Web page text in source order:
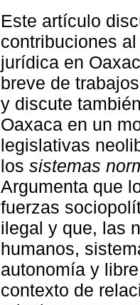
Este artículo
contribuciones
jurídica en
breve de
y discute
Oaxaca en un
legislativas
los sistemas
Argumenta que
fuerzas
ilegal y que, las
humanos,
autonomía y
contexto de